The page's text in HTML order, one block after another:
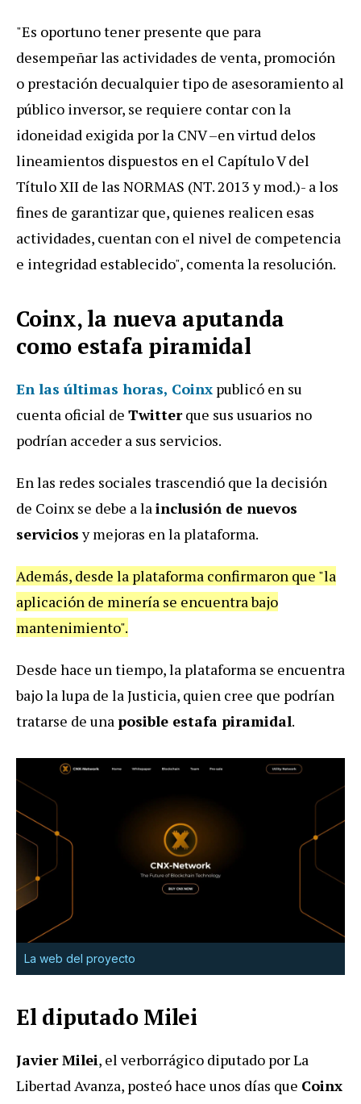
"Es oportuno tener presente que para
desempeñar las actividades de venta, promoción
o prestación decualquier tipo de asesoramiento al
público inversor, se requiere contar con la
idoneidad exigida por la CNV –en virtud delos
lineamientos dispuestos en el Capítulo V del
Título XII de las NORMAS (NT. 2013 y mod.)- a los
fines de garantizar que, quienes realicen esas
actividades, cuentan con el nivel de competencia
e integridad establecido", comenta la resolución.
Coinx, la nueva aputanda
como estafa piramidal
En las últimas horas, Coinx publicó en su
cuenta oficial de Twitterque sus usuarios no
podrían acceder a sus servicios.
En las redes sociales trascendió que la decisión
de Coinx se debe a lainclusión de nuevos
serviciosy mejoras en la plataforma.
Además, desde la plataforma confirmaron que "la
aplicación de minería se encuentra bajo
mantenimiento".
Desde hace un tiempo, la plataforma se encuentra
bajo la lupa de la Justicia, quien cree que podrían
tratarse de unaposible estafa piramidal.
La web del proyecto
El diputado Milei
Javier Milei, el verborrágico diputado por La
Libertad Avanza, posteó hace unos días que Coinx